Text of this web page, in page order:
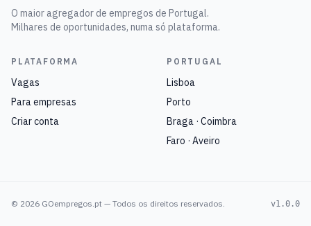
O maior agregador de empregos de Portugal.
Milhares de oportunidades, numa só plataforma.
PLATAFORMA
Vagas
Para empresas
Criar conta
PORTUGAL
Lisboa
Porto
Braga · Coimbra
Faro · Aveiro
© 2026 GOempregos.pt — Todos os direitos reservados. v1.0.0